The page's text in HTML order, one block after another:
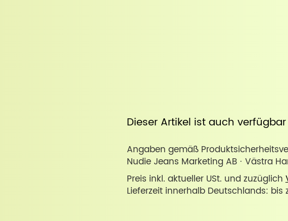
Dieser Artikel ist auch
Angaben gemäß
Nudie Jeans Marketing AB · Västra
Preis inkl. aktueller USt. und zuzüglich
Lieferzeit innerhalb Deutschlands: